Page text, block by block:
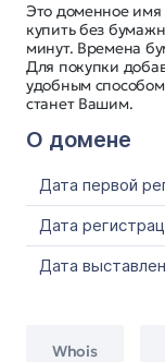
Это доменное имя
купить без
минут. Времена
Для покупки
удобным
станет Вашим.
О домене
Дата первой
Дата
Дата
Whois